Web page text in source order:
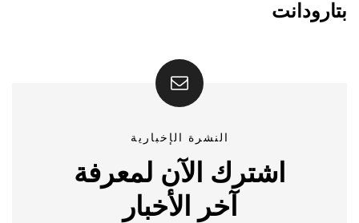
بتارودانت
النشرة الإخبارية
اشترك الآن لمعرفة
آخر الأخبار